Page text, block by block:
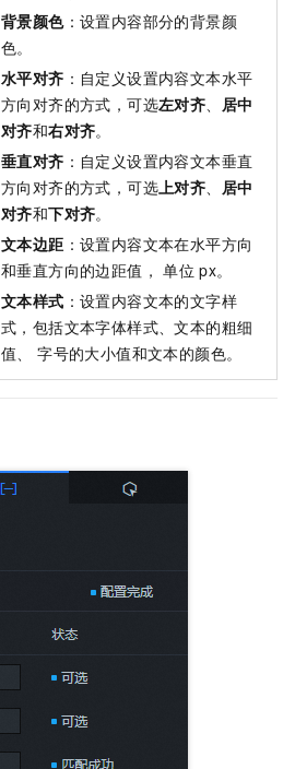
背景颜色：设置内容部分的背景颜
色。
水平对齐 ：自定义设置内容文本水平
方向对齐的方式，可选左对齐、 居中
对齐和右对齐。
垂直对齐 ：自定义设置内容文本垂直
方向对齐的方式，可选上对齐、 居中
对齐和下对齐。
文本边距 ：设置内容文本在水平方向
和垂直方向的边距值， 单位 px。
文本样式 ：设置内容文本的文字样
式，包括文本字体样式、文本的粗细
值、 字号的大小值和文本的颜色。